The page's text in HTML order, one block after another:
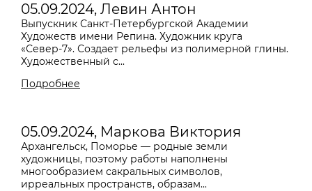
05.09.2024, Левин Антон
Выпускник Санкт-Петербургской Академии
Художеств имени Репина. Художник круга
«Север-7». Создает рельефы из полимерной глины.
Художественный с...
Подробнее
05.09.2024, Маркова Виктория
Архангельск, Поморье — родные земли
художницы, поэтому работы наполнены
многообразием сакральных символов,
ирреальных пространств, образам...